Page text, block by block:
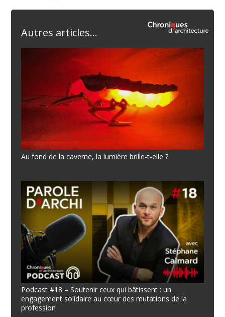
Autres articles...
Au fond de la caverne, la lumière brille-t-elle ?
Podcast #18 – Soutenir ceux qui bâtissent : un
engagement solidaire au cœur des mutations de la
profession